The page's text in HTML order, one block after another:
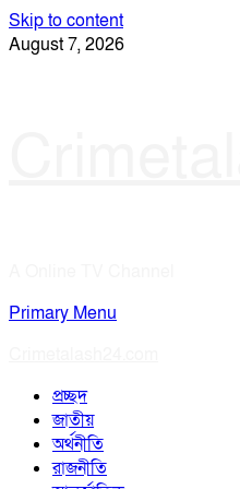
Skip to content
August 7, 2026
Primary Menu
প্রচ্ছদ
জাতীয়
অর্থনীতি
রাজনীতি